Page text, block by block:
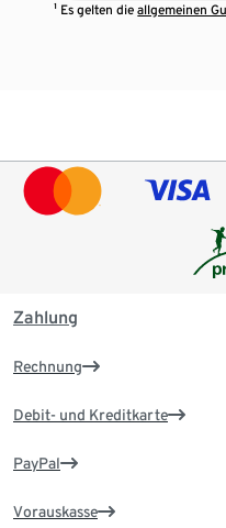
¹ Es gelten dieallgemeinen
Zahlung
Rechnung
Debit- und Kreditkarte
PayPal
Vorauskasse